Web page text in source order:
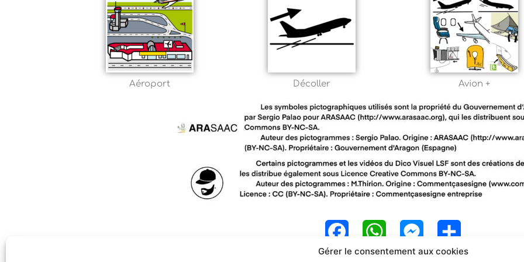
Gérer le consentement aux cookies
Aéroport Décoller Avion +
F
a
W
h
M
e
P
a